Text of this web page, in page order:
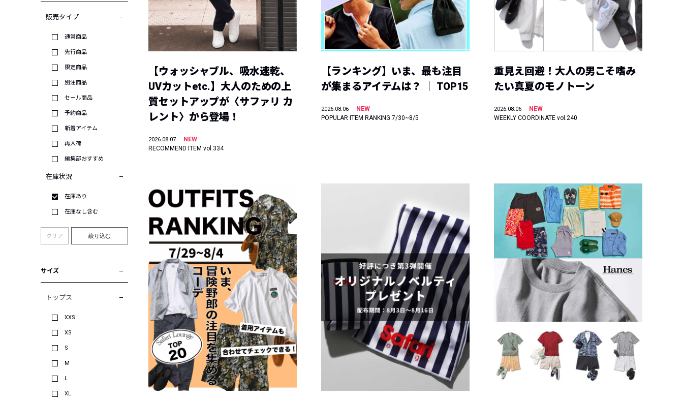
販売タイプ
通常商品
先行商品
限定商品
別注商品
セール商品
予約商品
新着アイテム
再入荷
編集部おすすめ
在庫状況
在庫あり
在庫なし含む
クリア 絞り込む
サイズ
トップス
XXS
XS
S
M
L
XL
【ウォッシャブル、吸水速乾、
UVカットetc.】大人のための上
質セットアップが〈サファリ カ
レント〉から登場！
2026.08.07
NEW
RECOMMEND ITEM vol.334
【ランキング】いま、最も注目
が集まるアイテムは？ ｜ TOP15
2026.08.06
NEW
POPULAR ITEM RANKING 7/30~8/5
重見え回避！大人の男こそ嗜み
たい真夏のモノトーン
2026.08.06
NEW
WEEKLY COORDINATE vol.240